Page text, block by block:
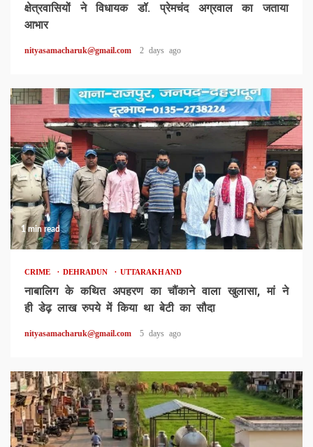
क्षेत्रवासियों ने विधायक डॉ. प्रेमचंद अग्रवाल का जताया
आभार
nityasamacharuk@gmail.com 2 days ago
1 min read
CRIME DEHRADUN UTTARAKHAND
नाबालिग के कथित अपहरण का चौंकाने वाला खुलासा, मां ने
ही डेढ़ लाख रुपये में किया था बेटी का सौदा
nityasamacharuk@gmail.com 5 days ago